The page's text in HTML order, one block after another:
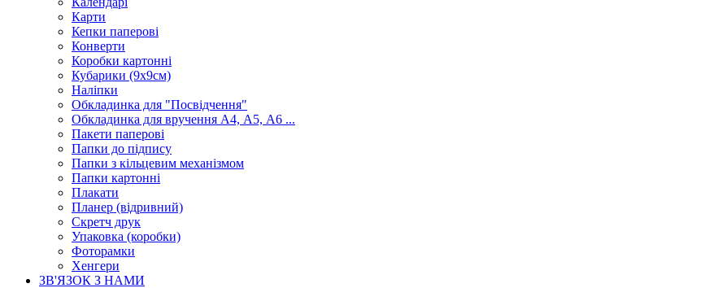
Карти
Кепки паперові
Конверти
Коробки картонні
Кубарики (9х9см)
Наліпки
Обкладинка для "Посвідчення"
Обкладинка для вручення А4, А5, А6 ...
Пакети паперові
Папки до підпису
Папки з кільцевим механізмом
Папки картонні
Плакати
Планер (відривний)
Скретч друк
Упаковка (коробки)
Фоторамки
Хенгери
ЗВ'ЯЗОК З НАМИ